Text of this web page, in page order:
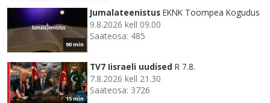
90 min
Jumalateenistus EKNK Toompea Kogudus
9.8.2026 kell 09.00
Saateosa: 485
15 min
TV7 Iisraeli uudised R 7.8.
7.8.2026 kell 21.30
Saateosa: 3726